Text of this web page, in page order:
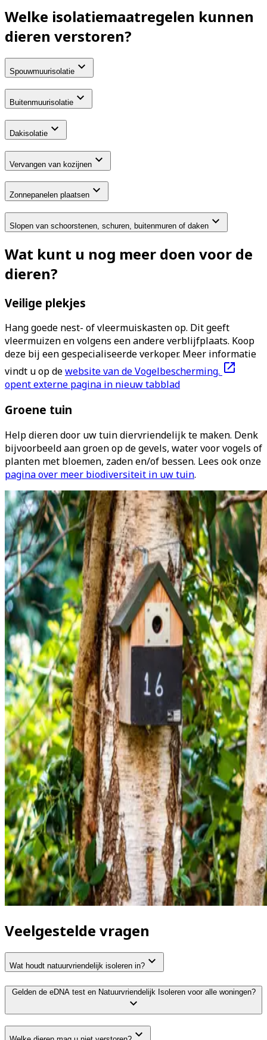
Welke isolatiemaatregelen kunnen
dieren verstoren?
Spouwmuurisolatie
Buitenmuurisolatie
Dakisolatie
Vervangen van kozijnen
Zonnepanelen plaatsen
Slopen van schoorstenen, schuren, buitenmuren of daken
Wat kunt u nog meer doen voor de
dieren?
Veilige plekjes
Hang goede nest- of vleermuiskasten op. Dit geeft
vleermuizen en volgens een andere verblijfplaats. Koop
deze bij een gespecialiseerde verkoper. Meer informatie
vindt u op dewebsite van de Vogelbescherming.
opent externe pagina in nieuw tabblad
Groene tuin
Help dieren door uw tuin diervriendelijk te maken. Denk
bijvoorbeeld aan groen op de gevels, water voor vogels of
planten met bloemen, zaden en/of bessen. Lees ook onze
pagina over meer biodiversiteit in uw tuin.
Veelgestelde vragen
Wat houdt natuurvriendelijk isoleren in?
Gelden de eDNA test en Natuurvriendelijk Isoleren voor alle woningen?